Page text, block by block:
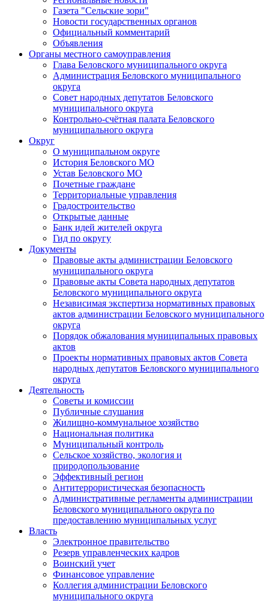
Газета "Сельские зори"
Новости государственных органов
Официальный комментарий
Объявления
Органы местного самоуправления
Глава Беловского муниципального округа
Администрация Беловского муниципального
округа
Совет народных депутатов Беловского
муниципального округа
Контрольно-счётная палата Беловского
муниципального округа
Округ
О муниципальном округе
История Беловского МО
Устав Беловского МО
Почетные граждане
Территориальные управления
Градостроительство
Открытые данные
Банк идей жителей округа
Гид по округу
Документы
Правовые акты администрации Беловского
муниципального округа
Правовые акты Совета народных депутатов
Беловского муниципального округа
Независимая экспертиза нормативных правовых
актов администрации Беловского муниципального
округа
Порядок обжалования муниципальных правовых
актов
Проекты нормативных правовых актов Совета
народных депутатов Беловского муниципального
округа
Деятельность
Советы и комиссии
Публичные слушания
Жилищно-коммунальное хозяйство
Национальная политика
Муниципальный контроль
Сельское хозяйство, экология и
природопользование
Эффективный регион
Антитеррористическая безопасность
Административные регламенты администрации
Беловского муниципального округа по
предоставлению муниципальных услуг
Власть
Электронное правительство
Резерв управленческих кадров
Воинский учет
Финансовое управление
Коллегия администрации Беловского
муниципального округа